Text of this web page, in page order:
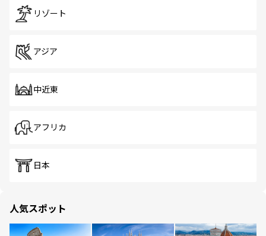
リゾート
アジア
中近東
アフリカ
日本
人気スポット